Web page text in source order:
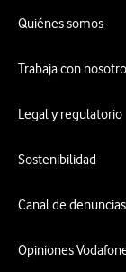
Quiénes somos
Trabaja con
Legal y regulatorio
Sostenibilidad
Canal de
Opiniones